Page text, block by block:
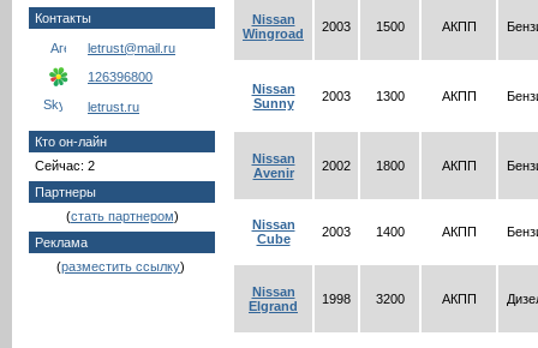
Контакты
letrust@mail.ru
126396800
letrust.ru
Кто он-лайн
Сейчас: 2
Партнеры
(стать партнером)
Реклама
(разместить ссылку)
Nissan
Wingroad
2003 1500 АКПП
Nissan
Sunny
2003 1300 АКПП
Nissan
Avenir
2002 1800 АКПП
Nissan
Cube
2003 1400 АКПП
Nissan
Elgrand
1998 3200 АКПП